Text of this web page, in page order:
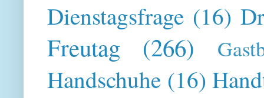
Dienstagsfrage (16)
Freutag (266)
Handschuhe (16)